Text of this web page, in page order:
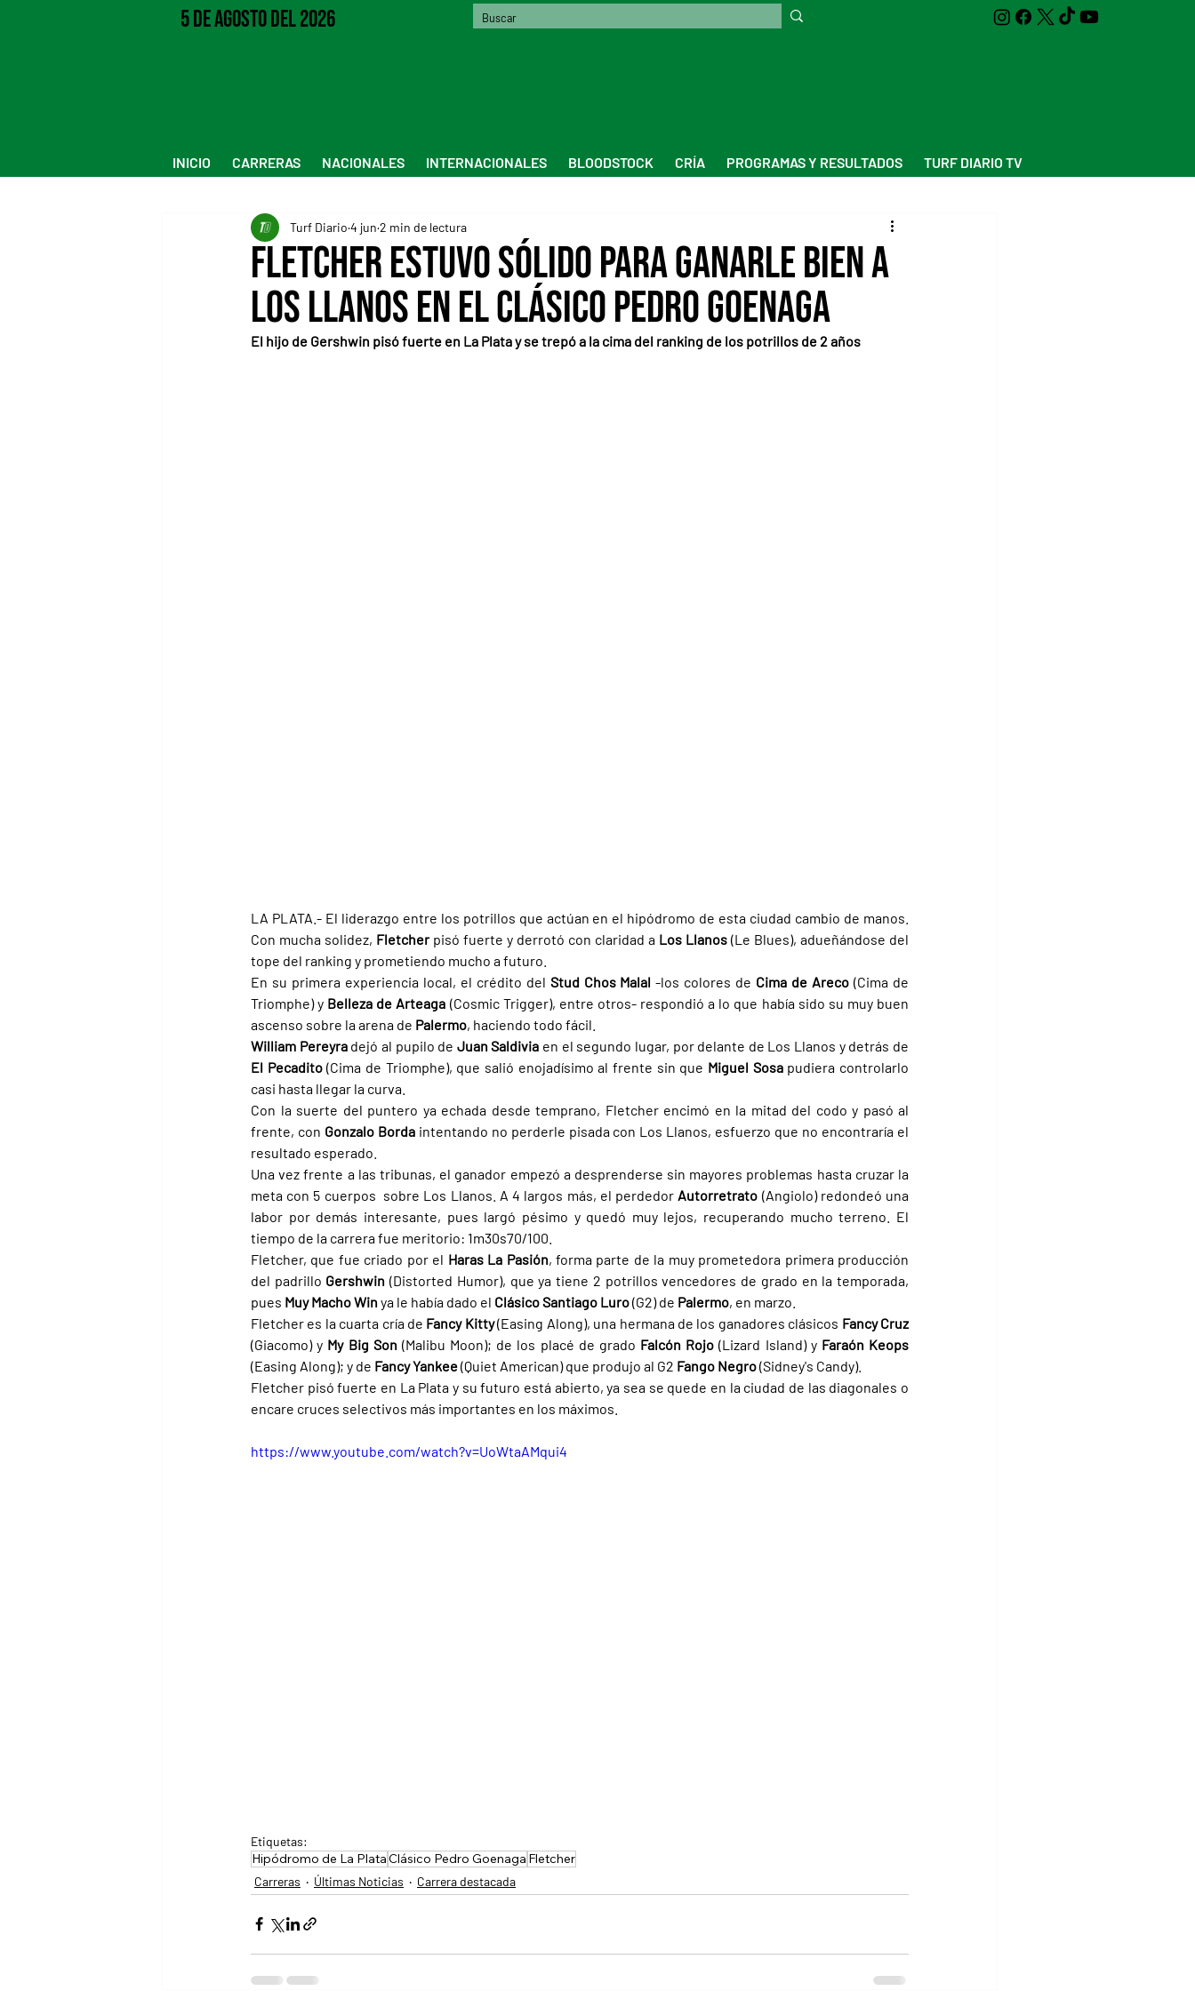
5 de Agosto del 2026
INICIO CARRERAS NACIONALES INTERNACIONALES BLOODSTOCK CRÍA PROGRAMAS Y RESULTADOS TURF DIARIO TV
Fletcher estuvo sólido para ganarle bien a
Los Llanos en el Clásico Pedro Goenaga
Turf Diario 4 jun 2 min de lectura
El hijo de Gershwin pisó fuerte en La Plata y se trepó a la cima del ranking de los potrillos de 2 años
LA PLATA.- El liderazgo entre los potrillos que actúan en el hipódromo de esta ciudad cambio de manos.
Con mucha solidez, Fletcher pisó fuerte y derrotó con claridad a Los Llanos (Le Blues), adueñándose del
tope del ranking y prometiendo mucho a futuro.
En su primera experiencia local, el crédito del Stud Chos Malal -los colores de Cima de Areco (Cima de
Triomphe) y Belleza de Arteaga (Cosmic Trigger), entre otros- respondió a lo que había sido su muy buen
ascenso sobre la arena de Palermo, haciendo todo fácil.
William Pereyra dejó al pupilo de Juan Saldivia
El Pecadito (Cima de Triomphe), que salió enojadísimo al frente sin que Miguel Sosa pudiera controlarlo
casi hasta llegar la curva.
Con la suerte del puntero ya echada desde temprano, Fletcher encimó en la mitad del codo y pasó al
frente, con Gonzalo Borda intentando no perderle pisada con Los Llanos, esfuerzo que no encontraría el
resultado esperado.
Una vez frente a las tribunas, el ganador empezó a desprenderse sin mayores problemas hasta cruzar la
meta con 5 cuerpos  sobre Los Llanos. A 4 largos más, el perdedor Autorretrato (Angiolo) redondeó una
labor por demás interesante, pues largó pésimo y quedó muy lejos, recuperando mucho terreno. El
tiempo de la carrera fue meritorio: 1m30s70/100.
Fletcher, que fue criado por el Haras La Pasión, forma parte de la muy prometedora primera producción
del padrillo Gershwin (Distorted Humor), que ya tiene 2 potrillos vencedores de grado en la temporada,
pues Muy Macho Win ya le había dado el Clásico Santiago Luro (G2) de Palermo, en marzo.
Fletcher es la cuarta cría de Fancy Kitty (Easing Along), una hermana de los ganadores clásicos
Fancy Cruz
(Giacomo) y My Big Son (Malibu Moon); de los placé de grado Falcón Rojo (Lizard Island) y
(Easing Along); y de Fancy Yankee (Quiet American) que produjo al G2 Fango Negro (Sidney's Candy).
Fletcher pisó fuerte en La Plata y su futuro está abierto, ya sea se quede en la ciudad de las diagonales o
encare cruces selectivos más importantes en los máximos.
https://www.youtube.com/watch?v=UoWtaAMqui4
Etiquetas:
Hipódromo de La PlataClásico Pedro Goenaga Fletcher
Carreras Últimas Noticias Carrera destacada